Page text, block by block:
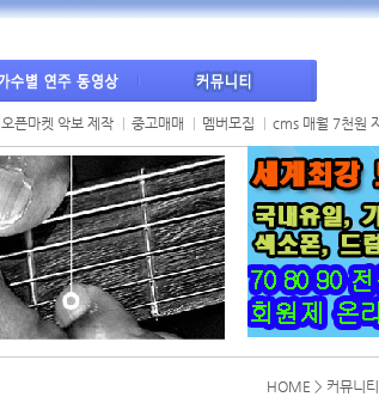
오픈마켓 악보 제작 중고매매 멤버모집 cms 매월 7천원
HOME > 커뮤니